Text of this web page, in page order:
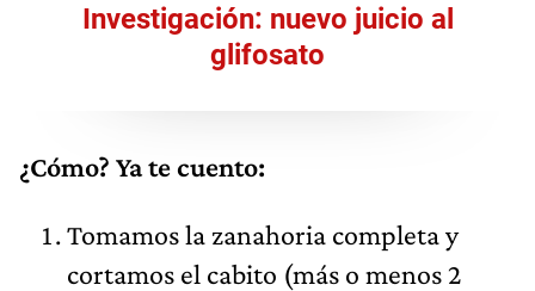
Investigación: nuevo juicio al
glifosato
¿Cómo? Ya te cuento:
Tomamos la zanahoria completa y
cortamos el cabito (más o menos 2